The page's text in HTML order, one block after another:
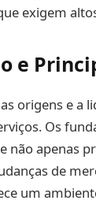
exigem
e
origens e a
Os
não apenas
de
um